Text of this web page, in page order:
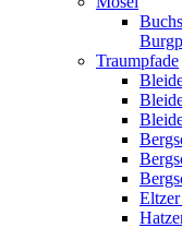
Traumpfade